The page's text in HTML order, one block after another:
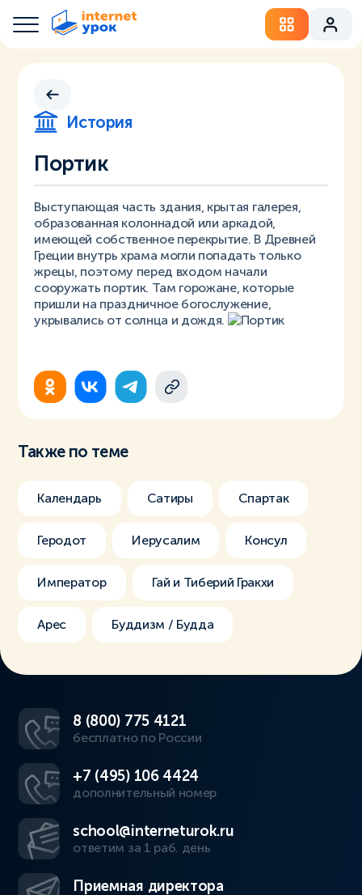
История
Портик
Выступающая часть здания, крытая галерея,
образованная колоннадой или аркадой,
имеющей собственное перекрытие. В Древней
Греции внутрь храма могли попадать только
жрецы, поэтому перед входом начали
сооружать портик. Там горожане, которые
пришли на праздничное богослужение,
укрывались от солнца и дождя.
Также по теме
Календарь Сатиры Спартак
Геродот Иерусалим Консул
Император Гай и Тиберий Гракхи
Арес Буддизм / Будда
8 (800) 775 4121
бесплатно по России
+7 (495) 106 4424
дополнительный номер
school@interneturok.ru
ответим за 1 раб. день
Приемная директора